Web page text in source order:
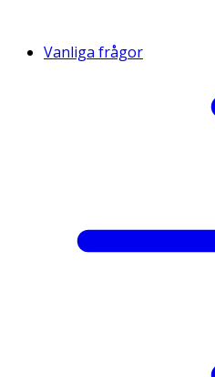
Vanliga frågor